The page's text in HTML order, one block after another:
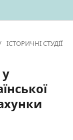
ІСТОРИЧНІ СТУДІЇ